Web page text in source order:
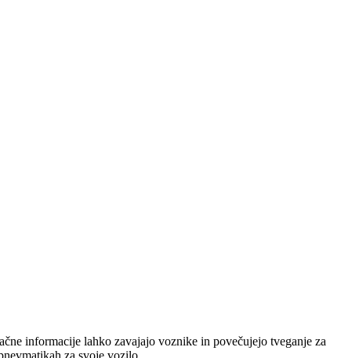
informacije lahko zavajajo voznike in povečujejo tveganje za
za svoje vozilo.